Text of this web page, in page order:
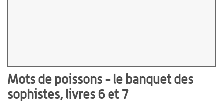
Mots de poissons - le banquet des
sophistes, livres 6 et 7